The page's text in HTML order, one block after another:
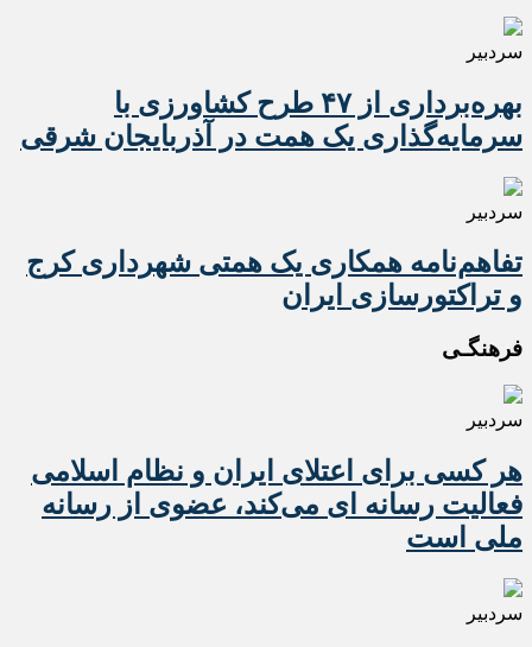
سردبیر
بهره‌برداری از ۴۷ طرح کشاورزی با
سرمایه‌گذاری یک همت در آذربایجان شرقی
سردبیر
تفاهم‌نامه همکاری یک همتی شهرداری کرج
و تراکتورسازی ایران
فرهنگـی
سردبیر
هر کسی برای اعتلای ایران و نظام اسلامی
فعالیت رسانه ای می‌کند، عضوی از رسانه
ملی است
سردبیر